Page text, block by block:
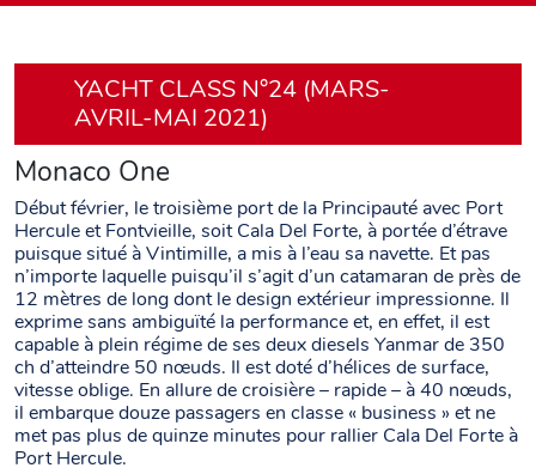
YACHT CLASS N°24 (MARS-
AVRIL-MAI 2021)
Monaco One
Début février, le troisième port de la Principauté avec Port
Hercule et Fontvieille, soit Cala Del Forte, à portée d’étrave
puisque situé à Vintimille, a mis à l’eau sa navette. Et pas
n’importe laquelle puisqu’il s’agit d’un catamaran de près de
12 mètres de long dont le design extérieur impressionne. Il
exprime sans ambiguïté la performance et, en effet, il est
capable à plein régime de ses deux diesels Yanmar de 350
ch d’atteindre 50 nœuds. Il est doté d’hélices de surface,
vitesse oblige. En allure de croisière – rapide – à 40 nœuds,
il embarque douze passagers en classe « business » et ne
met pas plus de quinze minutes pour rallier Cala Del Forte à
Port Hercule.